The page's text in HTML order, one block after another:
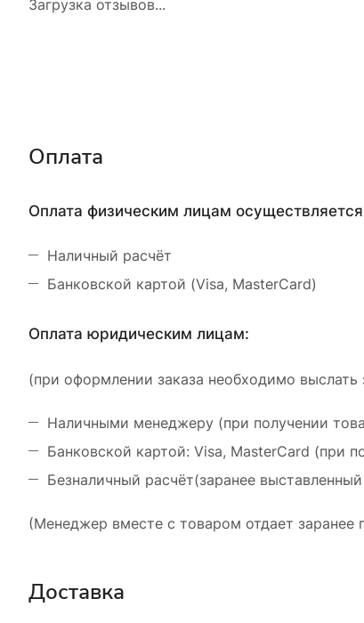
Загрузка отзывов...
Оплата
Оплата физическим лицам
Наличный расчёт
Банковской картой (Visa, MasterCard)
Оплата юридическим лицам:
(при оформлении заказа необходимо
Наличными менеджеру (при получении
Банковской картой: Visa, MasterCard (при
Безналичный расчёт(заранее
(Менеджер вместе с товаром отдает заранее
Доставка